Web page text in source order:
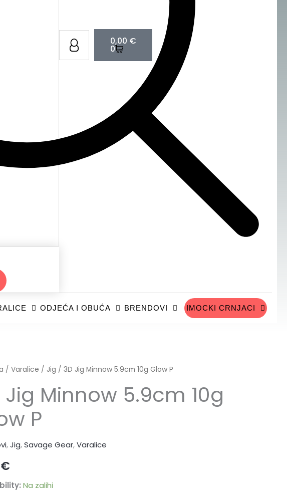
0,00 €
0
Cart
ODJEĆA I OBUĆA BRENDOVI IMOCKI CRNJACI
/ Varalice / Jig / 3D Jig Minnow 5.9cm 10g Glow P
Jig Minnow 5.9cm 10g
P
,Jig,Savage Gear,Varalice
€
Na zalihi